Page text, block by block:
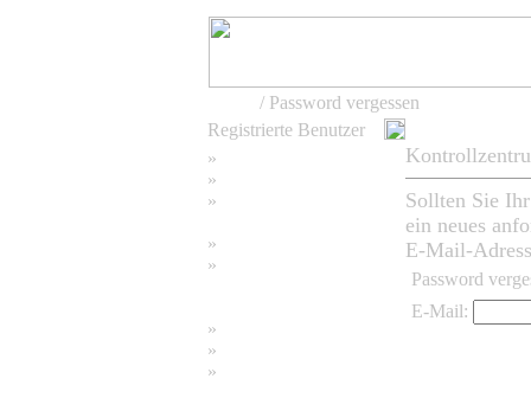
/ Password vergessen
Registrierte Benutzer
»
»
»
»
»
»
»
»
Sollten Sie
ein neues
E-Mail-
Password
E-Mail: